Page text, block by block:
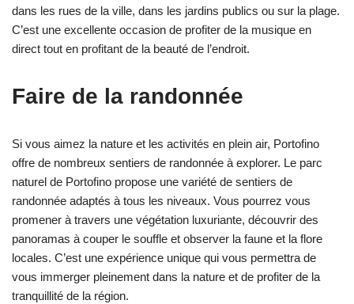
dans les rues de la ville, dans les jardins publics ou sur la plage.
C’est une excellente occasion de profiter de la musique en
direct tout en profitant de la beauté de l’endroit.
Faire de la randonnée
Si vous aimez la nature et les activités en plein air, Portofino
offre de nombreux sentiers de randonnée à explorer. Le parc
naturel de Portofino propose une variété de sentiers de
randonnée adaptés à tous les niveaux. Vous pourrez vous
promener à travers une végétation luxuriante, découvrir des
panoramas à couper le souffle et observer la faune et la flore
locales. C’est une expérience unique qui vous permettra de
vous immerger pleinement dans la nature et de profiter de la
tranquillité de la région.